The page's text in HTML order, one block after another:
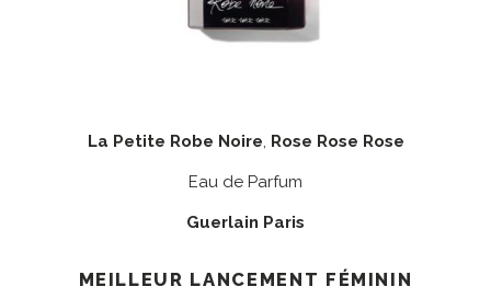
La Petite Robe Noire, Rose Rose Rose
Eau de Parfum
Guerlain Paris
MEILLEUR LANCEMENT FÉMININ